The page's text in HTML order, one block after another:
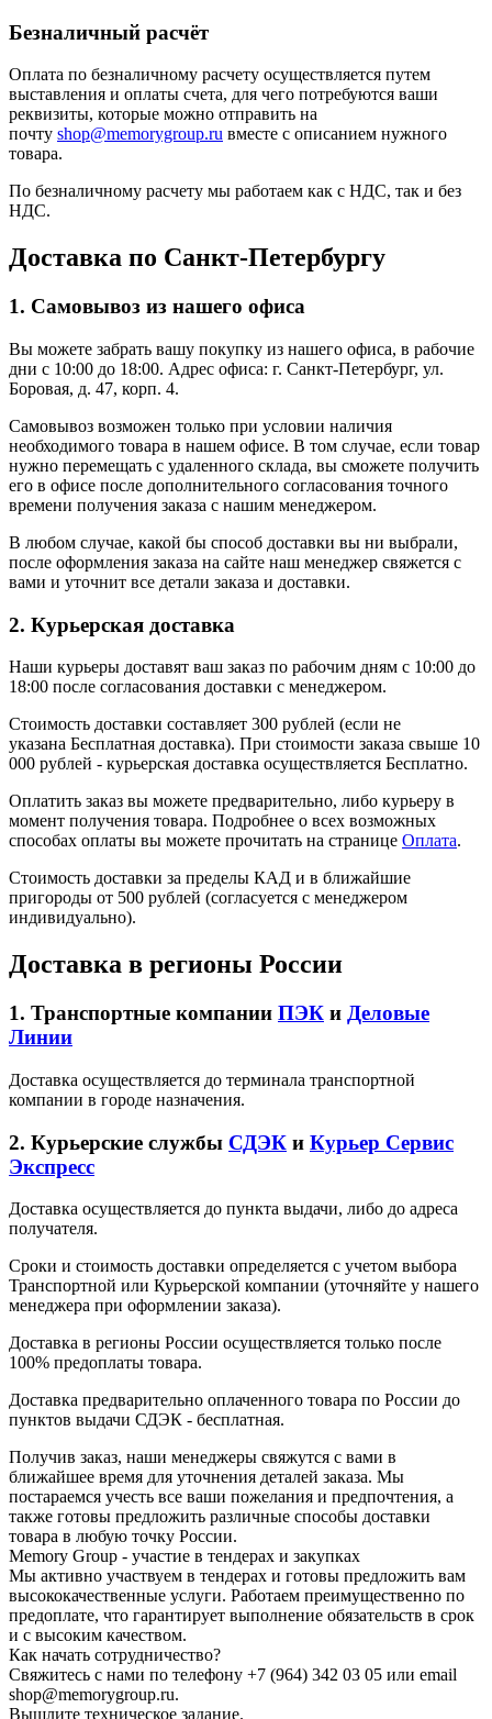
Безналичный расчёт
Оплата по безналичному расчету осуществляется путем
выставления и оплаты счета, для чего потребуются ваши
реквизиты, которые можно отправить на
почту shop@memorygroup.ru вместе с описанием нужного
товара.
По безналичному расчету мы работаем как с НДС, так и без
НДС.
Доставка по Санкт-Петербургу
1. Самовывоз из нашего офиса
Вы можете забрать вашу покупку из нашего офиса, в рабочие
дни с 10:00 до 18:00. Адрес офиса: г. Санкт-Петербург, ул.
Боровая, д. 47, корп. 4.
Самовывоз возможен только при условии наличия
необходимого товара в нашем офисе. В том случае, если товар
нужно перемещать с удаленного склада, вы сможете получить
его в офисе после дополнительного согласования точного
времени получения заказа с нашим менеджером.
В любом случае, какой бы способ доставки вы ни выбрали,
после оформления заказа на сайте наш менеджер свяжется с
вами и уточнит все детали заказа и доставки.
2. Курьерская доставка
Наши курьеры доставят ваш заказ по рабочим дням с 10:00 до
18:00 после согласования доставки с менеджером.
Стоимость доставки составляет 300 рублей (если не
указана Бесплатная доставка). При стоимости заказа свыше 10
000 рублей - курьерская доставка осуществляется Бесплатно.
Оплатить заказ вы можете предварительно, либо курьеру в
момент получения товара. Подробнее о всех возможных
способах оплаты вы можете прочитать на странице Оплата.
Стоимость доставки за пределы КАД и в ближайшие
пригороды от 500 рублей (согласуется с менеджером
индивидуально).
Доставка в регионы России
1. Транспортные компании ПЭК и Деловые
Линии
Доставка осуществляется до терминала транспортной
компании в городе назначения.
2. Курьерские службы СДЭК и Курьер Сервис
Экспресс
Доставка осуществляется до пункта выдачи, либо до адреса
получателя.
Сроки и стоимость доставки определяется с учетом выбора
Транспортной или Курьерской компании (уточняйте у нашего
менеджера при оформлении заказа).
Доставка в регионы России осуществляется только после
100% предоплаты товара.
Доставка предварительно оплаченного товара по России до
пунктов выдачи СДЭК - бесплатная.
Получив заказ, наши менеджеры свяжутся с вами в
ближайшее время для уточнения деталей заказа. Мы
постараемся учесть все ваши пожелания и предпочтения, а
также готовы предложить различные способы доставки
товара в любую точку России.
Memory Group - участие в тендерах и закупках
Мы активно участвуем в тендерах и готовы предложить вам
высококачественные услуги. Работаем преимущественно по
предоплате, что гарантирует выполнение обязательств в срок
и с высоким качеством.
Как начать сотрудничество?
Свяжитесь с нами по телефону +7 (964) 342 03 05 или email
shop@memorygroup.ru.
Вышлите техническое задание.